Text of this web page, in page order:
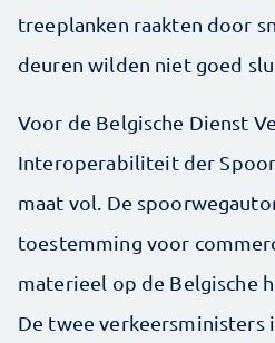
treeplanken raakten door
deuren wilden niet goed
Voor de Belgische Dienst
Interoperabiliteit der
maat vol. De
toestemming voor
materieel op de Belgische
De twee verkeersministers